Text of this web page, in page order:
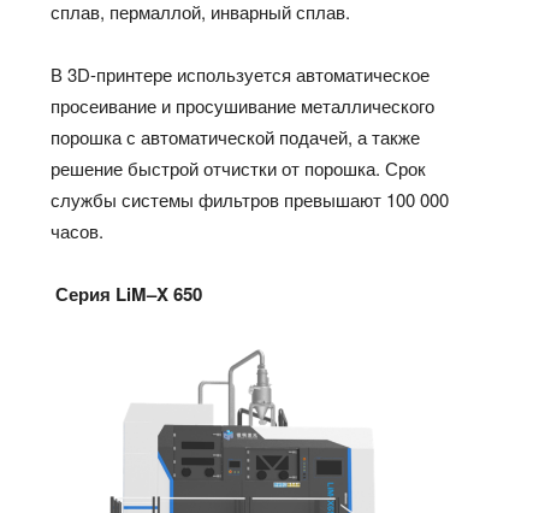
сплав, пермаллой, инварный сплав.
В 3D-принтере используется автоматическое
просеивание и просушивание металлического
порошка с автоматической подачей, а также
решение быстрой отчистки от порошка. Срок
службы системы фильтров превышают 100 000
часов.
Серия LiM–X650